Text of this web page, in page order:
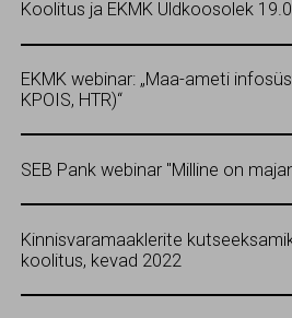
Koolitus ja EKMK Üldkoosolek
EKMK webinar: „Maa-ameti
KPOIS, HTR)“
SEB Pank webinar "Milline on
Kinnisvaramaaklerite
koolitus, kevad 2022